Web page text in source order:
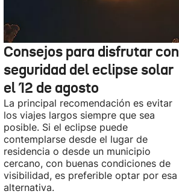
Consejos para disfrutar con
seguridad del eclipse solar
el 12 de agosto
La principal recomendación es evitar
los viajes largos siempre que sea
posible. Si el eclipse puede
contemplarse desde el lugar de
residencia o desde un municipio
cercano, con buenas condiciones de
visibilidad, es preferible optar por esa
alternativa.